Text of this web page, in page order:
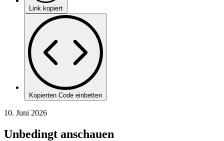
Link kopiert
Kopierten Code einbetten
10. Juni 2026
Unbedingt anschauen